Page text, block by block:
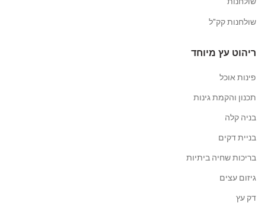
שולחנות קק"ל
ריהוט עץ מיוחד
פינות אוכל
תכנון והקמת גינות
בניה קלה
בניית דקים
בריכות שחיה ביתיות
גיזום עצים
דק עץ